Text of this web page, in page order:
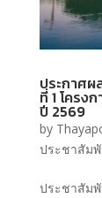
ประกาศ
ที่ 1 โครง
ปี 2569
by
ประชาสัม
ประชาสัม